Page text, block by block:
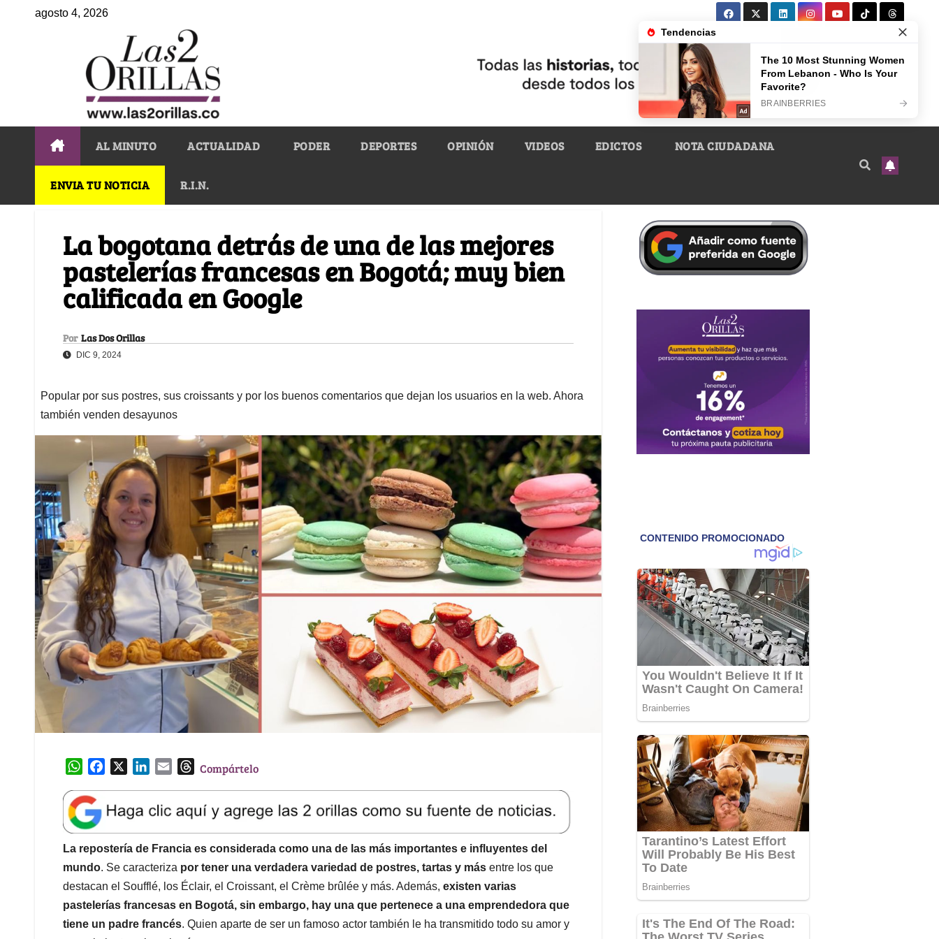
agosto 4, 2026
AL MINUTO ACTUALIDAD PODER DEPORTES OPINIÓN VIDEOS EDICTOS NOTA CIUDADANA
ENVIA TU NOTICIA R.I.N.
La bogotana detrás de una de las mejores
pastelerías francesas en Bogotá; muy bien
calificada en Google
Por Las Dos Orillas
DIC 9, 2024
Popular por sus postres, sus croissants y por los buenos comentarios que dejan los usuarios en la web. Ahora
también venden desayunos
W
a
t
s
A
p
p
e
b
o
o
k
k
e
d
I
n
l
T
e
a
d
s
Compártelo
La repostería de Francia es considerada como una de las más importantes e influyentes del
mundo. Se caracteriza por tener una verdadera variedad de postres, tartas y más entre los que
destacan el Soufflé, los Éclair, el Croissant, el Crème brûlée y más. Además, existen varias
pastelerías francesas en Bogotá, sin embargo, hay una que pertenece a una emprendedora que
tiene un padre francés. Quien aparte de ser un famoso actor también le ha transmitido todo su amor y